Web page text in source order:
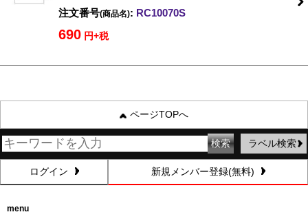
注文番号(商品名): RC10070S
690 円+税
ページTOPへ
ラベル検索
ログイン 新規メンバー登録(無料)
menu